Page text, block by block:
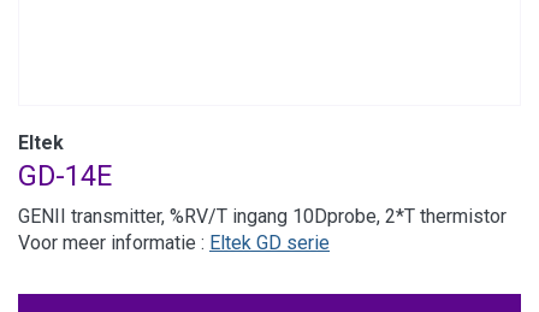
Eltek
GD-14E
GENII transmitter, %RV/T ingang 10Dprobe, 2*T thermistor
Voor meer informatie : Eltek GD serie